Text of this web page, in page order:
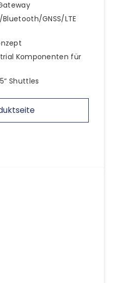
GNSS/LTE
Komponenten für
Shuttles